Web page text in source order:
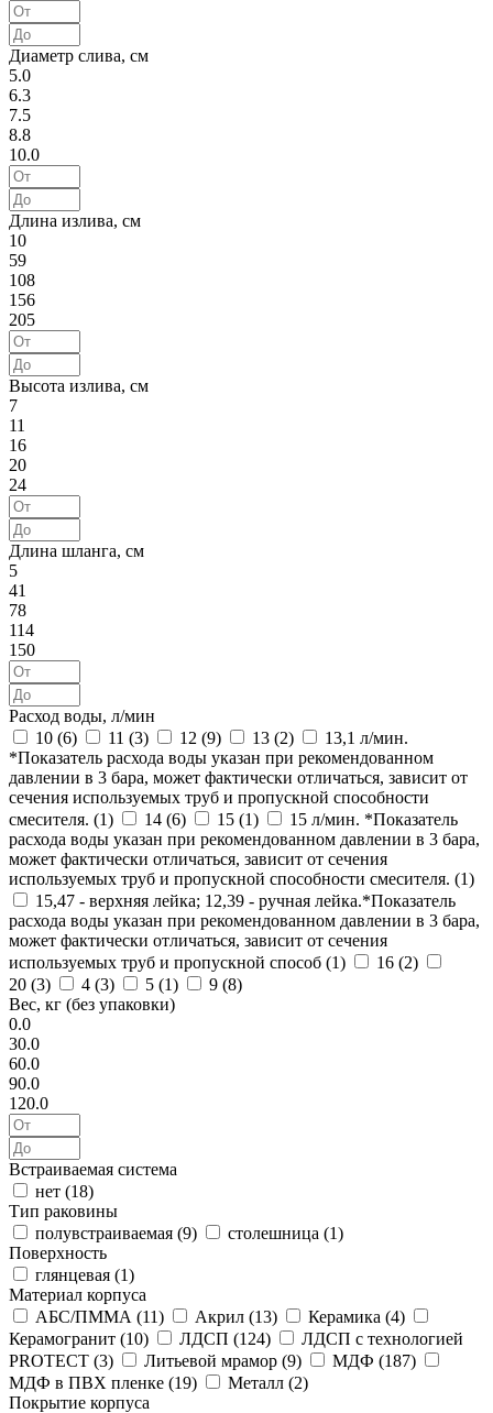
Диаметр слива, см
5.0
6.3
7.5
8.8
10.0
Длина излива, см
10
59
108
156
205
Высота излива, см
7
11
16
20
24
Длина шланга, см
5
41
78
114
150
Расход воды, л/мин
10 (6) 11 (3) 12 (9) 13 (2)
13,1 л/мин.
*Показатель расхода воды указан при рекомендованном
давлении в 3 бара, может фактически отличаться, зависит от
сечения используемых труб и пропускной способности
смесителя. (1) 14 (6) 15 (1)
15 л/мин. *Показатель
расхода воды указан при рекомендованном давлении в 3 бара,
может фактически отличаться, зависит от сечения
используемых труб и пропускной способности смесителя. (1)
15,47 - верхняя лейка; 12,39 - ручная лейка.*Показатель
расхода воды указан при рекомендованном давлении в 3 бара,
может фактически отличаться, зависит от сечения
используемых труб и пропускной способ (1) 16 (2)
20 (3) 4 (3) 5 (1) 9 (8)
Вес, кг (без упаковки)
0.0
30.0
60.0
90.0
120.0
Встраиваемая система
нет (18)
Тип раковины
полувстраиваемая (9) столешница (1)
Поверхность
глянцевая (1)
Материал корпуса
АБС/ПММА (11) Акрил (13) Керамика (4)
Керамогранит (10) ЛДСП (124)
ЛДСП с технологией
PROTECT (3) Литьевой мрамор (9) МДФ (187)
МДФ в ПВХ пленке (19) Металл (2)
Покрытие корпуса